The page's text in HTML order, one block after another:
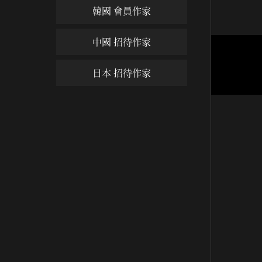
韓國 會員作家
中國 招待作家
日本 招待作家